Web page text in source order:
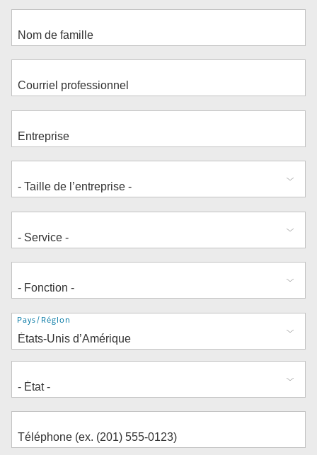
Adresse
Pays/Région